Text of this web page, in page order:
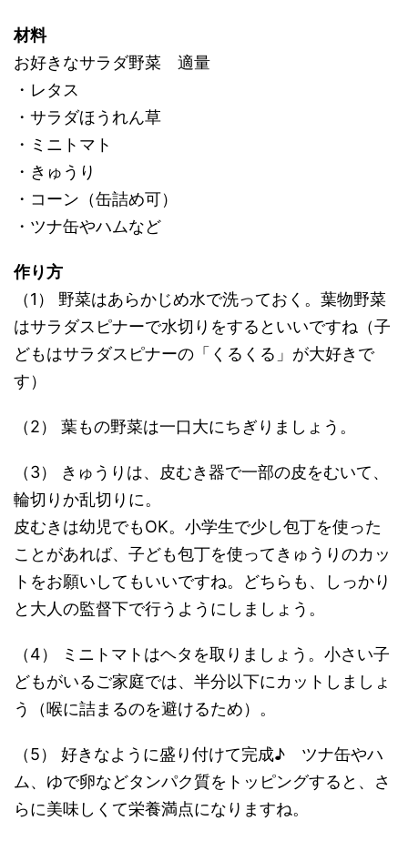
材料
お好きなサラダ野菜 適量
・レタス
・サラダほうれん草
・ミニトマト
・きゅうり
・コーン（缶詰め可）
・ツナ缶やハムなど
作り方
（1） 野菜はあらかじめ水で洗っておく。葉物野菜
はサラダスピナーで水切りをするといいですね（子
どもはサラダスピナーの「くるくる」が大好きで
す）
（2） 葉もの野菜は一口大にちぎりましょう。
（3） きゅうりは、皮むき器で一部の皮をむいて、
輪切りか乱切りに。
皮むきは幼児でもOK。小学生で少し包丁を使った
ことがあれば、子ども包丁を使ってきゅうりのカッ
トをお願いしてもいいですね。どちらも、しっかり
と大人の監督下で行うようにしましょう。
（4） ミニトマトはヘタを取りましょう。小さい子
どもがいるご家庭では、半分以下にカットしましょ
う（喉に詰まるのを避けるため）。
（5） 好きなように盛り付けて完成♪ ツナ缶やハ
ム、ゆで卵などタンパク質をトッピングすると、さ
らに美味しくて栄養満点になりますね。